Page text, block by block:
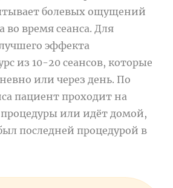
болевых ощущений
время сеанса. Для
эффекта
из 10-20 сеансов, которые
или через день. По
пациент проходит на
процедуры или идёт домой,
последней процедурой в